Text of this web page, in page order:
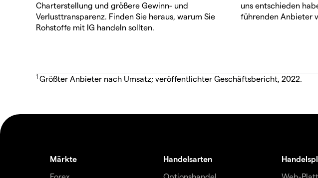
Charterstellung und größere Gewinn- und
Verlusttransparenz. Finden Sie heraus, warum Sie
Rohstoffe mit IG handeln sollten.
uns entschieden
führenden Anbieter
1 Größter Anbieter nach Umsatz; veröffentlichter Geschäftsbericht, 2022.
Märkte
Handelsarten